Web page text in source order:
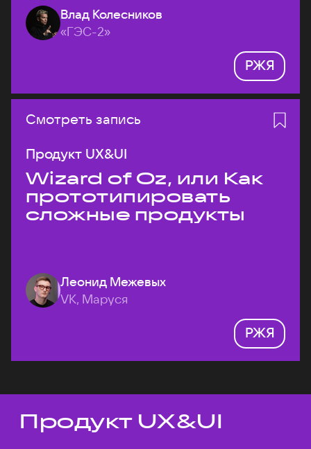
Влад Колесников
«ГЭС-2»
РЖЯ
Смотреть запись
Продукт UX&UI
Wizard of Oz, или Как
прототипировать
сложные продукты
Леонид Межевых
VK, Маруся
РЖЯ
Темы докладов
Продукт UX&UI